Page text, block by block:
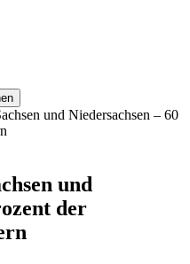
und Niedersachsen – 60
und
der